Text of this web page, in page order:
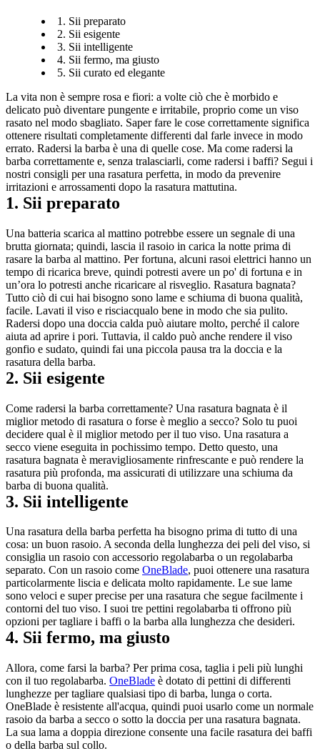
1. Sii preparato
2. Sii esigente
3. Sii intelligente
4. Sii fermo, ma giusto
5. Sii curato ed elegante
La vita non è sempre rosa e fiori: a volte ciò che è morbido e
delicato può diventare pungente e irritabile, proprio come un viso
rasato nel modo sbagliato. Saper fare le cose correttamente significa
ottenere risultati completamente differenti dal farle invece in modo
errato. Radersi la barba è una di quelle cose. Ma come radersi la
barba correttamente e, senza tralasciarli, come radersi i baffi? Segui i
nostri consigli per una rasatura perfetta, in modo da prevenire
irritazioni e arrossamenti dopo la rasatura mattutina.
1. Sii preparato
Una batteria scarica al mattino potrebbe essere un segnale di una
brutta giornata; quindi, lascia il rasoio in carica la notte prima di
rasare la barba al mattino. Per fortuna, alcuni rasoi elettrici hanno un
tempo di ricarica breve, quindi potresti avere un po' di fortuna e in
un’ora lo potresti anche ricaricare al risveglio. Rasatura bagnata?
Tutto ciò di cui hai bisogno sono lame e schiuma di buona qualità,
facile. Lavati il viso e risciacqualo bene in modo che sia pulito.
Radersi dopo una doccia calda può aiutare molto, perché il calore
aiuta ad aprire i pori. Tuttavia, il caldo può anche rendere il viso
gonfio e sudato, quindi fai una piccola pausa tra la doccia e la
rasatura della barba.
2. Sii esigente
Come radersi la barba correttamente? Una rasatura bagnata è il
miglior metodo di rasatura o forse è meglio a secco? Solo tu puoi
decidere qual è il miglior metodo per il tuo viso. Una rasatura a
secco viene eseguita in pochissimo tempo. Detto questo, una
rasatura bagnata è meravigliosamente rinfrescante e può rendere la
rasatura più profonda, ma assicurati di utilizzare una schiuma da
barba di buona qualità.
3. Sii intelligente
Una rasatura della barba perfetta ha bisogno prima di tutto di una
cosa: un buon rasoio. A seconda della lunghezza dei peli del viso, si
consiglia un rasoio con accessorio regolabarba o un regolabarba
separato. Con un rasoio come OneBlade, puoi ottenere una rasatura
particolarmente liscia e delicata molto rapidamente. Le sue lame
sono veloci e super precise per una rasatura che segue facilmente i
contorni del tuo viso. I suoi tre pettini regolabarba ti offrono più
opzioni per tagliare i baffi o la barba alla lunghezza che desideri.
4. Sii fermo, ma giusto
Allora, come farsi la barba? Per prima cosa, taglia i peli più lunghi
con il tuo regolabarba. OneBlade è dotato di pettini di differenti
lunghezze per tagliare qualsiasi tipo di barba, lunga o corta.
OneBlade è resistente all'acqua, quindi puoi usarlo come un normale
rasoio da barba a secco o sotto la doccia per una rasatura bagnata.
La sua lama a doppia direzione consente una facile rasatura dei baffi
o della barba sul collo.